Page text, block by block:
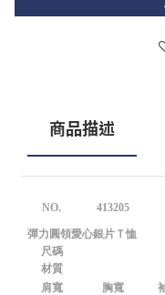
商品描述
NO. 413205
彈力圓領愛心銀片Ｔ恤
尺碼
材質
肩寬
胸寬